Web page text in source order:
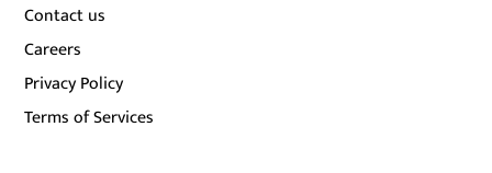
Contact us
Careers
Privacy Policy
Terms of Services